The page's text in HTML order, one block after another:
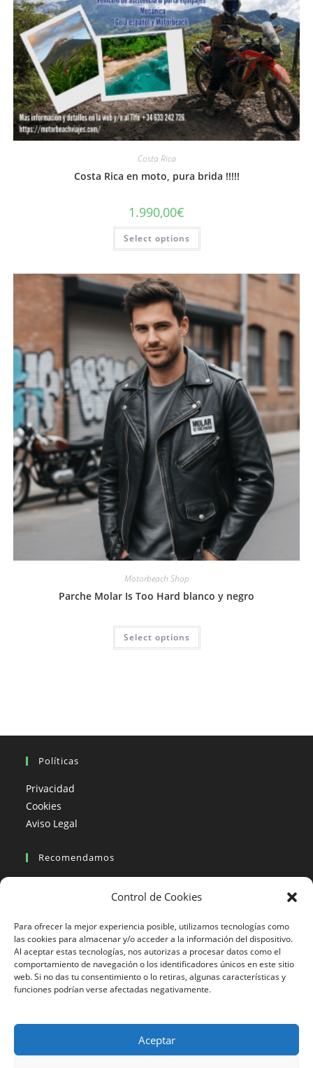
Control de Cookies
Para ofrecer la mejor experiencia posible, utilizamos tecnologías como
las cookies para almacenar y/o acceder a la información del dispositivo.
Al aceptar estas tecnologías, nos autorizas a procesar datos como el
comportamiento de navegación o los identificadores únicos en este sitio
web. Si no das tu consentimiento o lo retiras, algunas características y
funciones podrían verse afectadas negativamente.
Aceptar
Costa Rica
Costa Rica en moto, pura brida !!!!!
1.990,00€
Select options
Motorbeach Shop
Parche Molar Is Too Hard blanco y negro
Select options
Políticas
Privacidad
Cookies
Aviso Legal
Recomendamos
Viajes en moto organizados
Más Visto
Viajes en moto India
Viajes en moto Nicaragua